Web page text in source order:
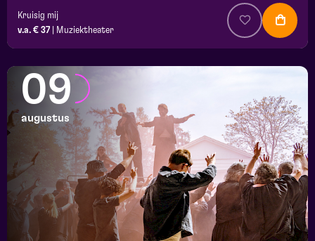
Kruisig mij
v.a. € 37
Muziektheater
09
augustus